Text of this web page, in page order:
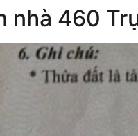
nhà 460